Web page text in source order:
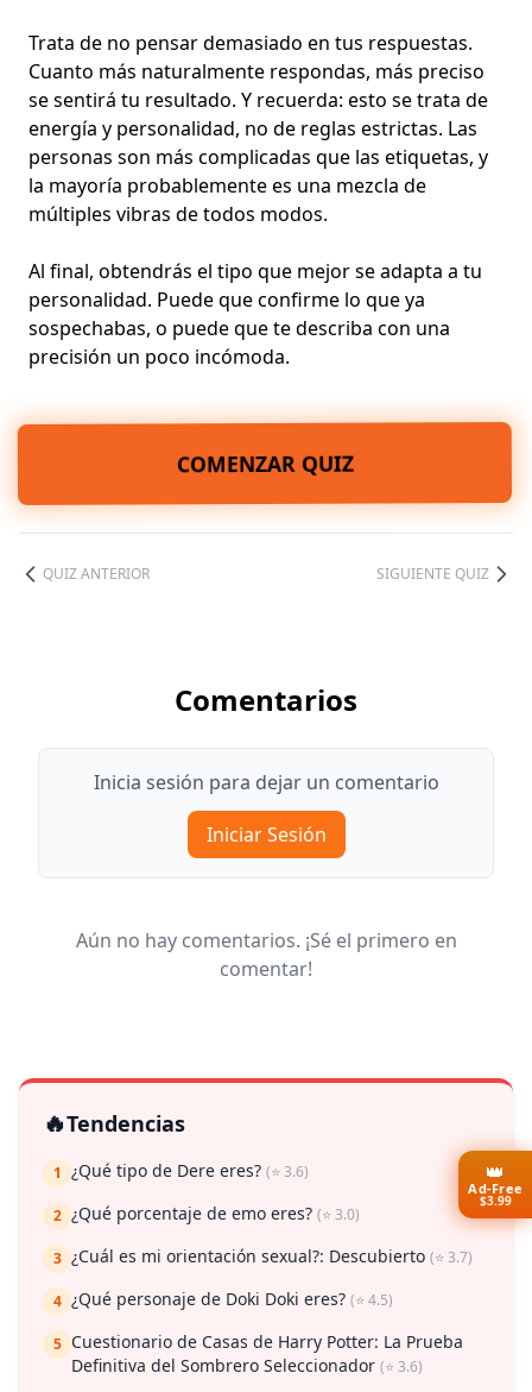
Trata de no pensar demasiado en tus respuestas.
Cuanto más naturalmente respondas, más preciso
se sentirá tu resultado. Y recuerda: esto se trata de
energía y personalidad, no de reglas estrictas. Las
personas son más complicadas que las etiquetas, y
la mayoría probablemente es una mezcla de
múltiples vibras de todos modos.
Al final, obtendrás el tipo que mejor se adapta a tu
personalidad. Puede que confirme lo que ya
sospechabas, o puede que te describa con una
precisión un poco incómoda.
COMENZAR QUIZ
QUIZ ANTERIOR SIGUIENTE QUIZ
Comentarios
Inicia sesión para dejar un comentario
Iniciar Sesión
Aún no hay comentarios. ¡Sé el primero en
comentar!
🔥Tendencias
1 ¿Qué tipo de Dere eres? (⭐ 3.6)
2 ¿Qué porcentaje de emo eres? (⭐ 3.0)
3 ¿Cuál es mi orientación sexual?: Descubierto (⭐ 3.7)
4 ¿Qué personaje de Doki Doki eres? (⭐ 4.5)
5 Cuestionario de Casas de Harry Potter: La Prueba
Definitiva del Sombrero Seleccionador (⭐ 3.6)
👑
Ad-Free
$3.99